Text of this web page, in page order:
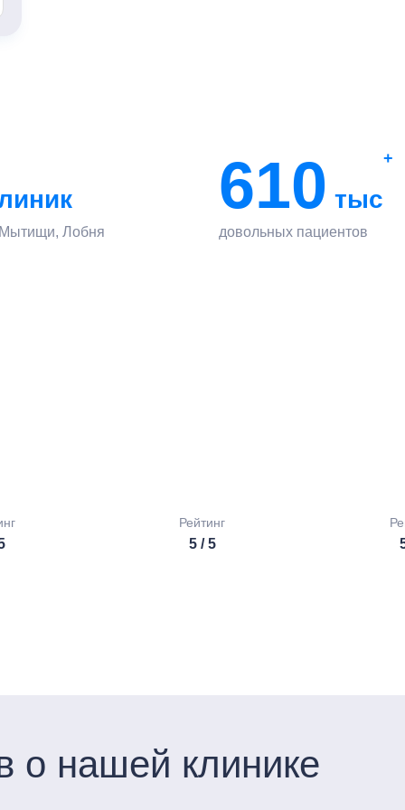
Лобня
610 тыс
+
довольных пациентов
Рейтинг
5 / 5
о нашей клинике